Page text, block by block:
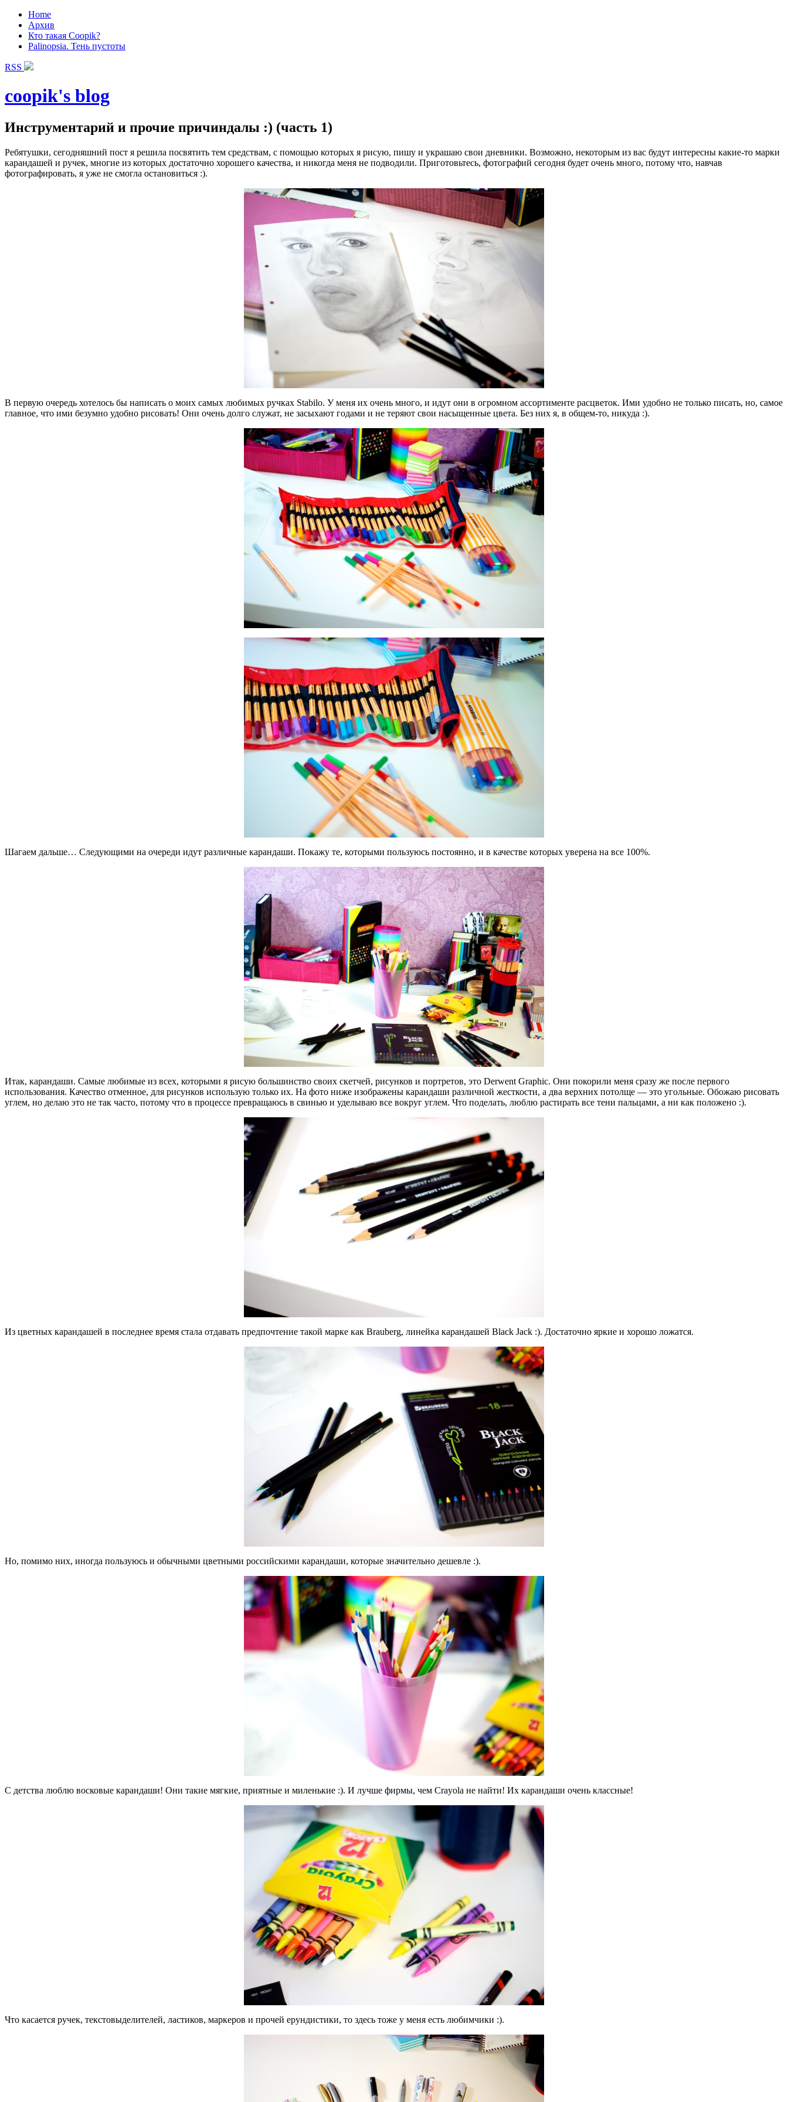
Home
Архив
Кто такая Coopik?
Palinopsia. Тень пустоты
RSS
coopik's blog
Инструментарий и прочие причиндалы :) (часть 1)
Ребятушки, сегодняшний пост я решила посвятить тем средствам, с помощью которых я рисую, пишу и украшаю свои дневники. Возможно, некоторым из вас будут интересны какие-то марки
карандашей и ручек, многие из которых достаточно хорошего качества, и никогда меня не подводили. Приготовьтесь, фотографий сегодня будет очень много, потому что, навчав
фотографировать, я уже не смогла остановиться :).
В первую очередь хотелось бы написать о моих самых любимых ручках Stabilo. У меня их очень много, и идут они в огромном ассортименте расцветок. Ими удобно не только писать, но, самое
главное, что ими безумно удобно рисовать! Они очень долго служат, не засыхают годами и не теряют свои насыщенные цвета. Без них я, в общем-то, никуда :).
Шагаем дальше… Следующими на очереди идут различные карандаши. Покажу те, которыми пользуюсь постоянно, и в качестве которых уверена на все 100%.
Итак, карандаши. Самые любимые из всех, которыми я рисую большинство своих скетчей, рисунков и портретов, это Derwent Graphic. Они покорили меня сразу же после первого
использования. Качество отменное, для рисунков использую только их. На фото ниже изображены карандаши различной жесткости, а два верхних потолще — это угольные. Обожаю рисовать
углем, но делаю это не так часто, потому что в процессе превращаюсь в свинью и уделываю все вокруг углем. Что поделать, люблю растирать все тени пальцами, а ни как положено :).
Из цветных карандашей в последнее время стала отдавать предпочтение такой марке как Brauberg, линейка карандашей Black Jack :). Достаточно яркие и хорошо ложатся.
Но, помимо них, иногда пользуюсь и обычными цветными российскими карандаши, которые значительно дешевле :).
С детства люблю восковые карандаши! Они такие мягкие, приятные и миленькие :). И лучше фирмы, чем Crayola не найти! Их карандаши очень классные!
Что касается ручек, текстовыделителей, ластиков, маркеров и прочей ерундистики, то здесь тоже у меня есть любимчики :).